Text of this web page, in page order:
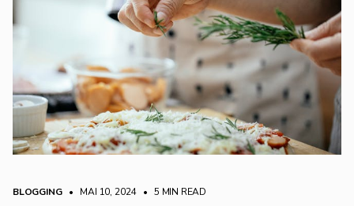
BLOGGING • MAI 10, 2024 • 5 MIN READ